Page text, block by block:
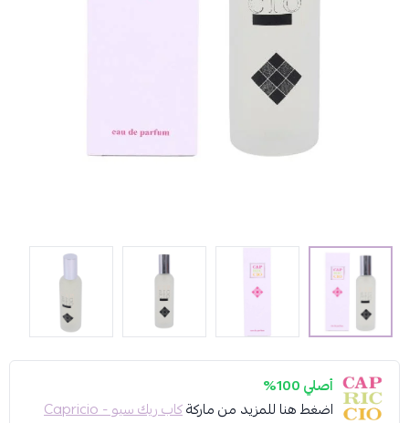
أصلي 100%
اضغط هنا للمزيد من ماركةكاب ريك سيو - Capricio